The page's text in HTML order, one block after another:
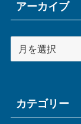
アーカイブ
ー
ブカテゴリー